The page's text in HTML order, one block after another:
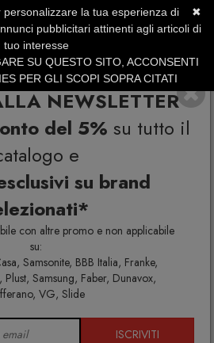
NEWSLETTER
del 5% su tutto il
e
su brand
con altre promo e non applicabile
su:
Samsonite, BBB Italia, Franke,
Samsung, Faber, Dunavox,
VG, Slide
ISCRIVITI
CLIENTI +39.0773.470.562
| Fino al 31 Agosto
Memphis Milano
✖
personalizzare la tua esperienza di
pubblicitari attinenti agli articoli di
tuo interesse
SU QUESTO SITO, ACCONSENTI
PER GLI SCOPI SOPRA CITATI